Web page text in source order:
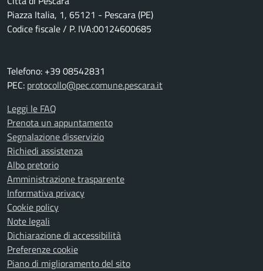
Piazza Italia, 1, 65121 - Pescara (PE)
Codice fiscale / P. IVA:00124600685
Telefono: +39 08542831
PEC: protocollo@pec.comune.pescara.it
Leggi le FAQ
Prenota un appuntamento
Segnalazione disservizio
Richiedi assistenza
Albo pretorio
Amministrazione trasparente
Informativa privacy
Cookie policy
Note legali
Dichiarazione di accessibilità
Preferenze cookie
Piano di miglioramento del sito